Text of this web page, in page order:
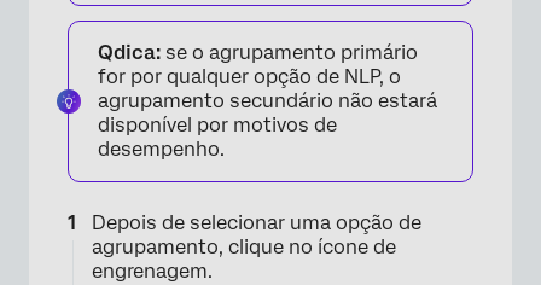
Qdica: se o agrupamento primário
for por qualquer opção de NLP, o
agrupamento secundário não estará
disponível por motivos de
desempenho.
Depois de selecionar uma opção de
agrupamento, clique no ícone de
engrenagem.